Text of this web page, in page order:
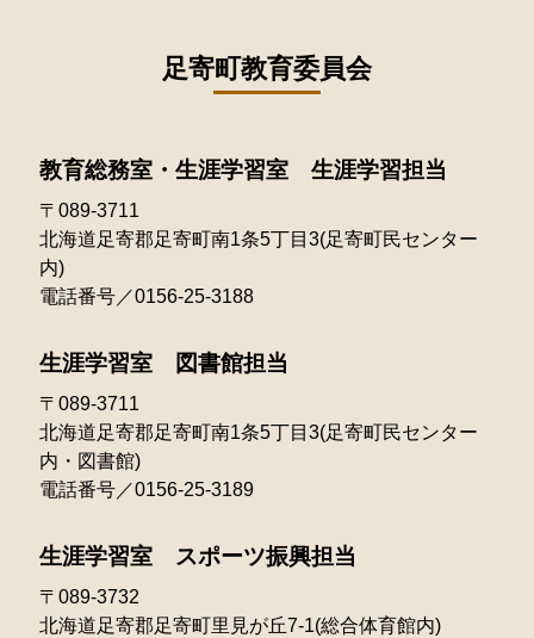
2023年04月
2023年02月
2023年01月
2022年08月
2022年06月
2022年05月
2022年01月
2021年09月
2021年07月
2021年06月
2021年05月
2021年03月
2021年02月
足寄町教育委員会
教育総務室・生涯学習室 生涯学習担当
〒089-3711
北海道足寄郡足寄町南1条5丁目3(足寄町民センター
内)
電話番号／0156-25-3188
生涯学習室 図書館担当
〒089-3711
北海道足寄郡足寄町南1条5丁目3(足寄町民センター
内・図書館)
電話番号／0156-25-3189
生涯学習室 スポーツ振興担当
〒089-3732
北海道足寄郡足寄町里見が丘7-1(総合体育館内)